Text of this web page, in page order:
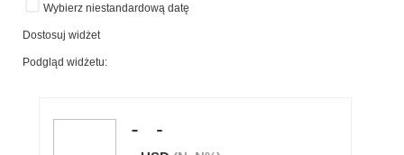
Wybierz niestandardową datę
Dostosuj widżet
Podgląd widżetu: